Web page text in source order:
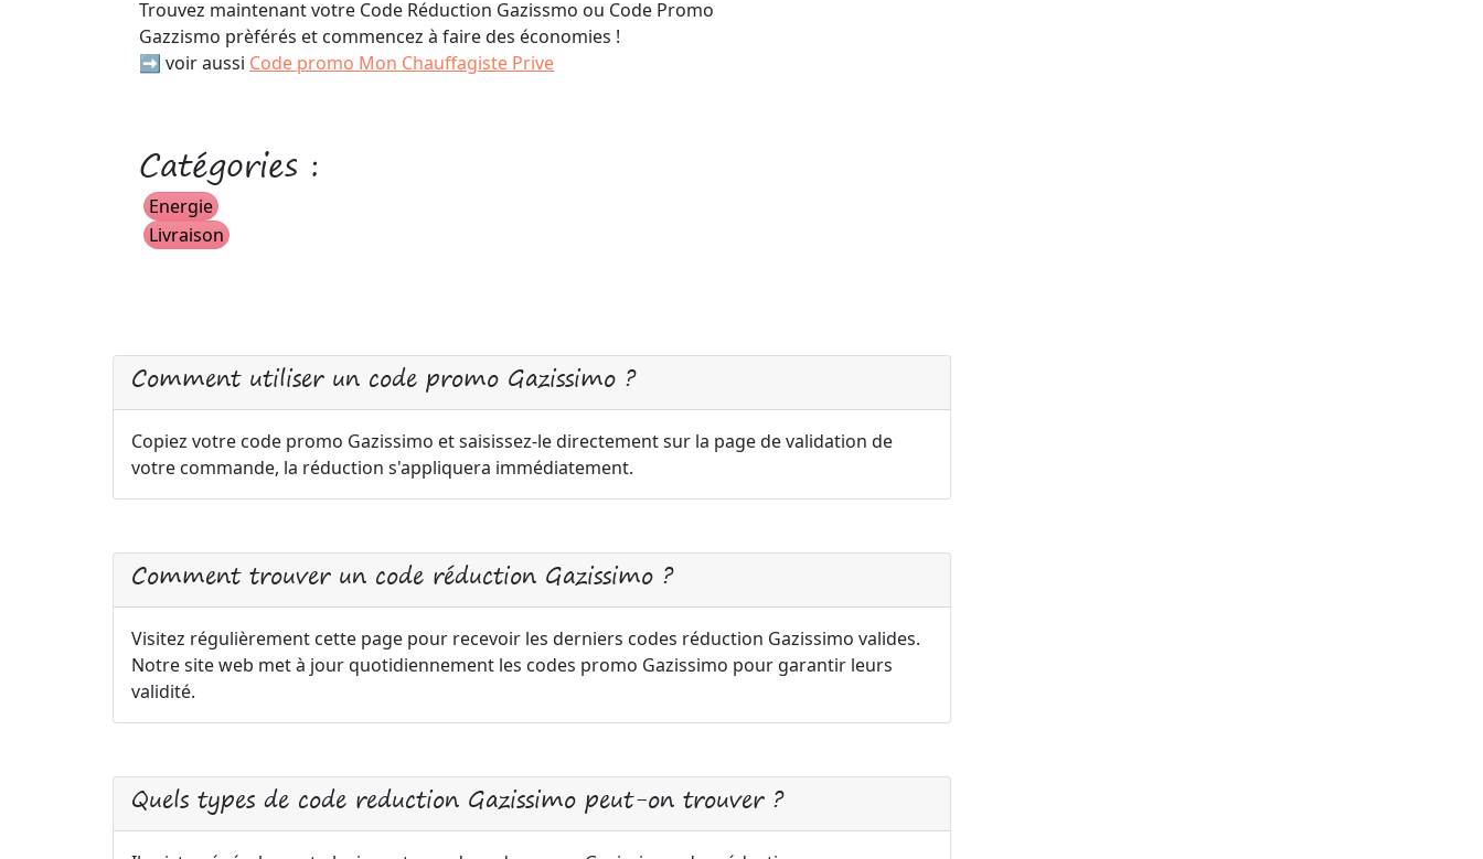
Trouvez maintenant votre Code Réduction Gazissmo ou Code Promo
Gazzismo prèférés et commencez à faire des économies !
➡️ voir aussi Code promo Mon Chauffagiste Prive
Catégories :
Energie
Livraison
Comment utiliser un code promo Gazissimo ?
Copiez votre code promo Gazissimo et saisissez-le directement sur la page de validation de
votre commande, la réduction s'appliquera immédiatement.
Comment trouver un code réduction Gazissimo ?
Visitez régulièrement cette page pour recevoir les derniers codes réduction Gazissimo valides.
Notre site web met à jour quotidiennement les codes promo Gazissimo pour garantir leurs
validité.
Quels types de code reduction Gazissimo peut-on trouver ?